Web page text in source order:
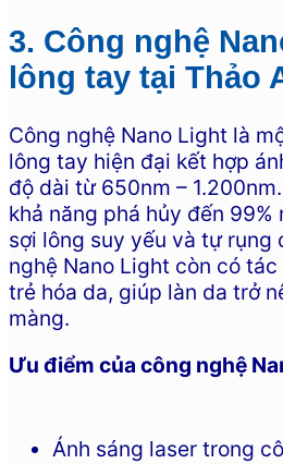
3. Công nghệ
lông tay tại Thảo
Công nghệ Nano Light là
lông tay hiện đại kết hợp
độ dài từ 650nm –
khả năng phá hủy đến
sợi lông suy yếu và tự rụng
nghệ Nano Light còn có
trẻ hóa da, giúp làn da trở
màng.
Ưu điểm của công nghệ
Ánh sáng laser trong